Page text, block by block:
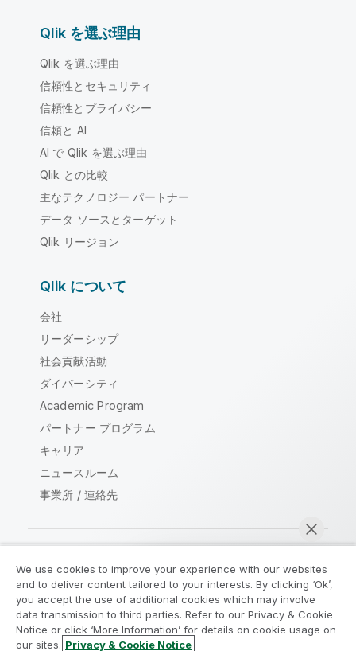
Qlik を選ぶ理由
Qlik を選ぶ理由
信頼性とセキュリティ
信頼性とプライバシー
信頼と AI
AI で Qlik を選ぶ理由
Qlik との比較
主なテクノロジー パートナー
データ ソースとターゲット
Qlik リージョン
Qlik について
会社
リーダーシップ
社会貢献活動
ダイバーシティ
Academic Program
パートナー プログラム
キャリア
ニュースルーム
事業所 / 連絡先
Qlik コミュニティ
法的契約 製品規約
Legal Policies
リーガルポリシー
利用規約
We use cookies to improve your experience with our websites
and to deliver content tailored to your interests. By clicking ‘Ok’,
you accept the use of additional cookies which may involve
data transmission to third parties. Refer to our Privacy & Cookie
Notice or click ‘More Information’ for details on cookie usage on
our sites. Privacy & Cookie Notice